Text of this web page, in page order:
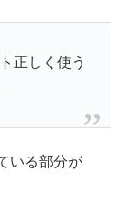
正しく使う
いる部分が